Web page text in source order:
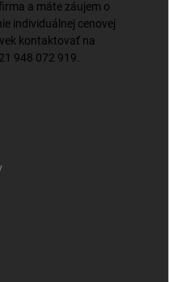
a máte záujem o
individuálnej cenovej
kontaktovať na
948 072 919